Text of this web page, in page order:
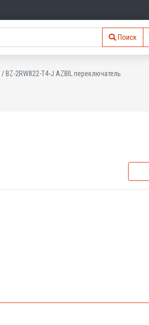
Поиск
BZ-2RW822-T4-J AZBIL переключатель